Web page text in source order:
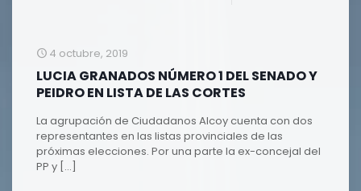
4 octubre, 2019
LUCIA GRANADOS NÚMERO 1 DEL SENADO Y
PEIDRO EN LISTA DE LAS CORTES
La agrupación de Ciudadanos Alcoy cuenta con dos
representantes en las listas provinciales de las
próximas elecciones. Por una parte la ex-concejal del
PP y […]